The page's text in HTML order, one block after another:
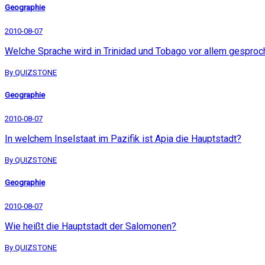
Geographie
2010-08-07
Welche Sprache wird in Trinidad und Tobago vor allem
By QUIZSTONE
Geographie
2010-08-07
In welchem Inselstaat im Pazifik ist Apia die Hauptstadt?
By QUIZSTONE
Geographie
2010-08-07
Wie heißt die Hauptstadt der Salomonen?
By QUIZSTONE